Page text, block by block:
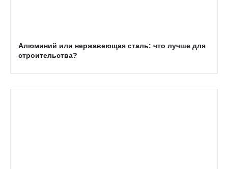
Алюминий или нержавеющая сталь: что лучше для
строительства?